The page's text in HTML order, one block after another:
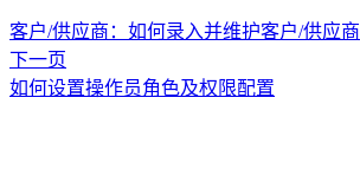
客户/供应商：如何录入并维护客户/供应商
下一页
如何设置操作员角色及权限配置